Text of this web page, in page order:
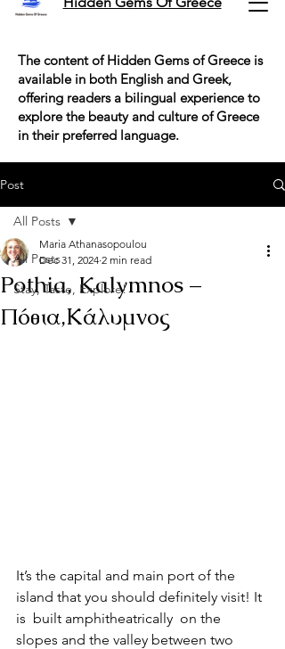
The content of Hidden Gems of Greece is
available in both English and Greek,
offering readers a bilingual experience to
explore the beauty and culture of Greece
in their preferred language.
Post
All Posts
Stay, Taste, Explore!
All Posts
Pothia, Kalymnos –
Πόθια,Κάλυμνος
Maria Athanasopoulou
Dec 31, 2024 2 min read
It’s the capital and main port of the
island that you should definitely visit! It
is  built amphitheatrically  on the
slopes and the valley between two